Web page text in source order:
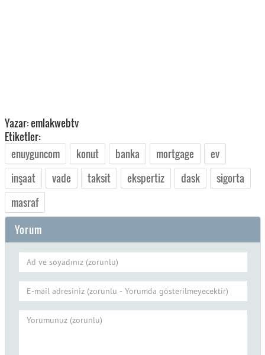
Yazar: emlakwebtv
Etiketler:
enuyguncom
konut banka mortgage
ev
inşaat
vade taksit ekspertiz dask
sigorta
masraf
Yorum